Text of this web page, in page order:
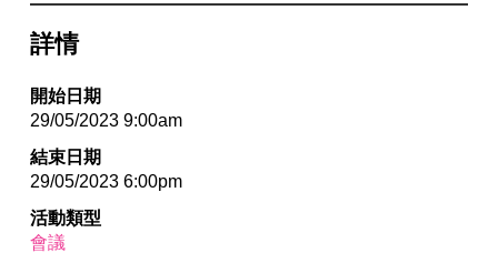
詳情
開始日期
29/05/2023 9:00am
結束日期
29/05/2023 6:00pm
活動類型
會議